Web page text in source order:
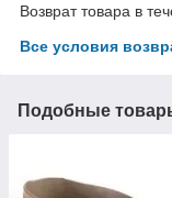
Возврат товара в
Все условия
Подобные